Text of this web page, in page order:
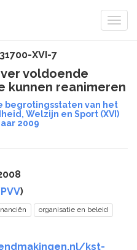
XVI-7
voldoende
kunnen reanimeren
begrotingsstaten van het
Welzijn en Sport (XVI)
2009
PVV)
organisatie en beleid
kst-